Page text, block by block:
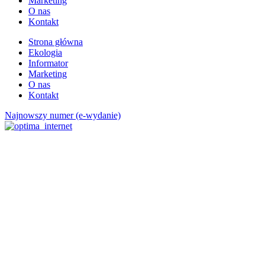
O nas
Kontakt
Strona główna
Ekologia
Informator
Marketing
O nas
Kontakt
Najnowszy numer (e-wydanie)